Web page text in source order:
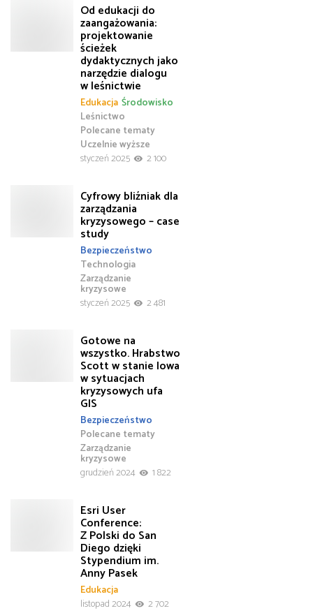
Od edukacji do
zaangażowania:
projektowanie
ścieżek
dydaktycznych jako
narzędzie dialogu
w leśnictwie
Edukacja
Leśnictwo
Polecane tematy
Środowisko
Uczelnie wyższe
styczeń 2025
2 100
Cyfrowy bliźniak dla
zarządzania
kryzysowego – case
study
Bezpieczeństwo
Technologia
Zarządzanie
kryzysowe
styczeń 2025
2 481
Gotowe na
wszystko. Hrabstwo
Scott w stanie Iowa
w sytuacjach
kryzysowych ufa
GIS
Bezpieczeństwo
Polecane tematy
Zarządzanie
kryzysowe
grudzień 2024
1 822
Esri User
Conference:
Z Polski do San
Diego dzięki
Stypendium im.
Anny Pasek
Edukacja
listopad 2024
2 702